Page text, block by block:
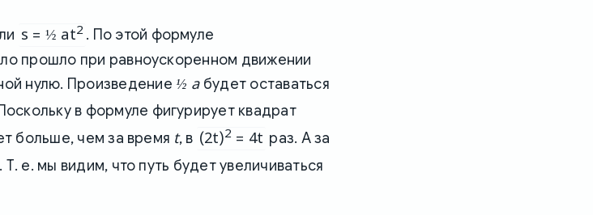
s = ½ at2 . По этой формуле
прошло при равноускоренном движении
нулю. Произведение ½ aбудет оставаться
в формуле фигурирует квадрат
больше, чем за время t, в (2t)2 = 4t раз. А за
Т. е. мы видим, что путь будет увеличиваться